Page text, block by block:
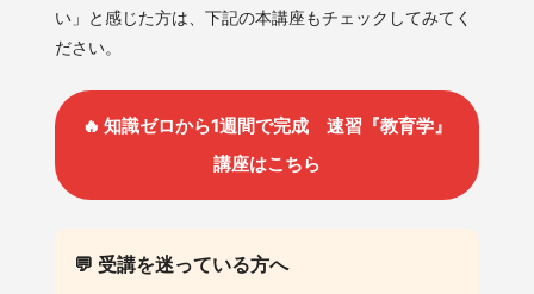
い」と感じた方は、下記の本講座もチェックしてみてく
ださい。
🔥 知識ゼロから1週間で完成 速習『教育学』
講座はこちら
💬 受講を迷っている方へ